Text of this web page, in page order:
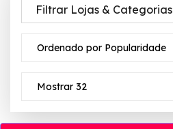
Filtrar Lojas & Categorias